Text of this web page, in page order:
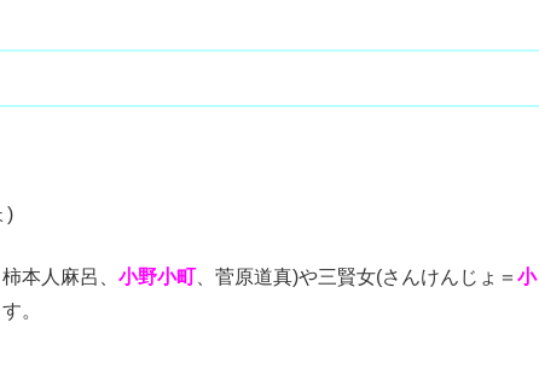
)
本人麻呂、 小野小町、菅原道真)や三賢女(さんけんじょ＝ 小
。